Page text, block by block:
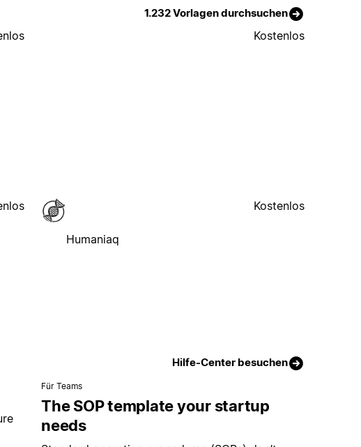
1.232 Vorlagen durchsuchen
Kostenlos
Humaniaq
Kostenlos
Hilfe-Center besuchen
Für Teams
The SOP template your startup
needs